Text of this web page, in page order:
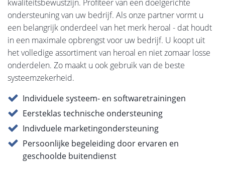
kwaliteitsbewustzijn. Profiteer van een doelgerichte
ondersteuning van uw bedrijf. Als onze partner vormt u
een belangrijk onderdeel van het merk heroal - dat houdt
in een maximale opbrengst voor uw bedrijf. U koopt uit
het volledige assortiment van heroal en niet zomaar losse
onderdelen. Zo maakt u ook gebruik van de beste
systeemzekerheid.
Individuele systeem- en softwaretrainingen
Eersteklas technische ondersteuning
Indivduele marketingondersteuning
Persoonlijke begeleiding door ervaren en
geschoolde buitendienst